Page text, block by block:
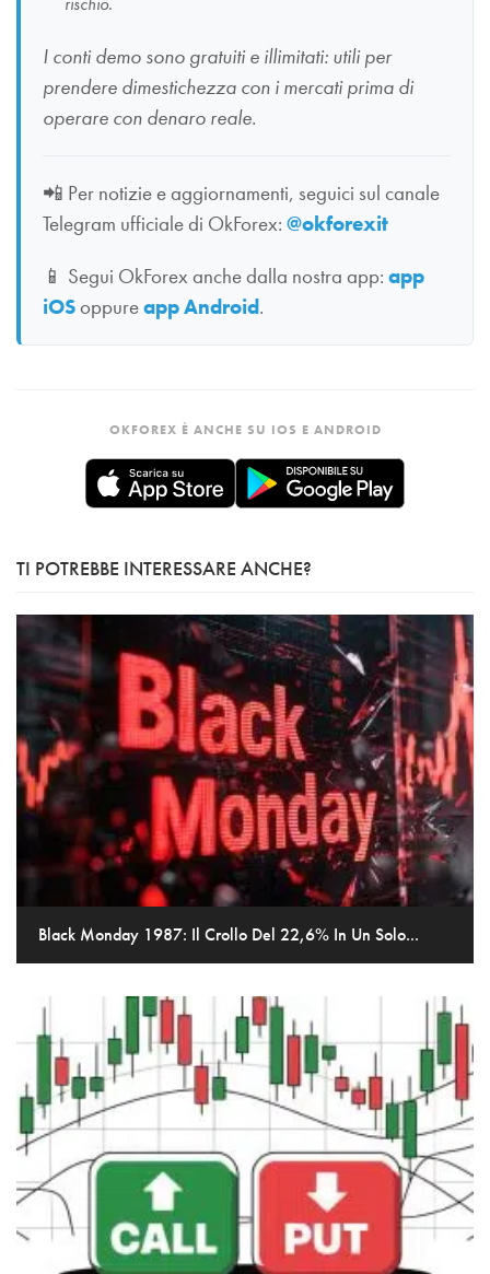
I conti demo sono gratuiti e illimitati: utili per
prendere dimestichezza con i mercati prima di
operare con denaro reale.
📲 Per notizie e aggiornamenti, seguici sul canale
Telegram ufficiale di OkForex: @okforexit
📱 Segui OkForex anche dalla nostra app: app
iOSoppureapp Android.
OKFOREX È ANCHE SU IOS E ANDROID
TI POTREBBE INTERESSARE ANCHE?
Black Monday 1987: Il Crollo Del 22,6% In Un Solo...